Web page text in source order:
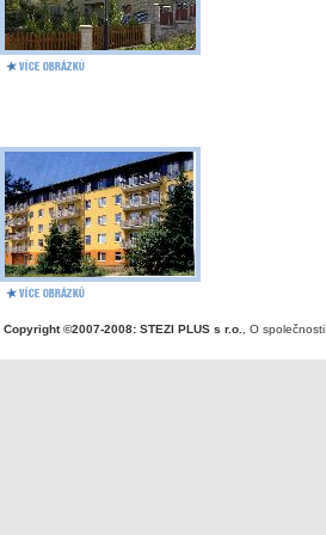
Copyright ©2007-2008: STEZI PLUS s r.o. O společnosti